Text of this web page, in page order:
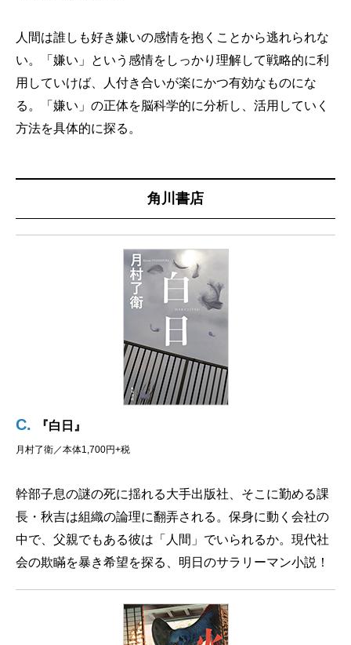
人間は誰しも好き嫌いの感情を抱くことから逃れられな
い。「嫌い」という感情をしっかり理解して戦略的に利
用していけば、人付き合いが楽にかつ有効なものにな
る。「嫌い」の正体を脳科学的に分析し、活用していく
方法を具体的に探る。
角川書店
C. 『白日』
月村了衛／本体1,700円+税
幹部子息の謎の死に揺れる大手出版社、そこに勤める課
長・秋吉は組織の論理に翻弄される。保身に動く会社の
中で、父親でもある彼は「人間」でいられるか。現代社
会の欺瞞を暴き希望を探る、明日のサラリーマン小説！